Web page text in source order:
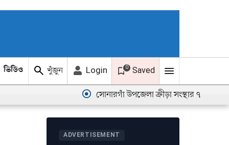
ভিডিও ছবি খুঁজুন Login 0 Saved
সোনারগাঁ উপজেলা ক্রীড়া সংস্থার ৭ সদস্যের এডহক
ADVERTISEMENT